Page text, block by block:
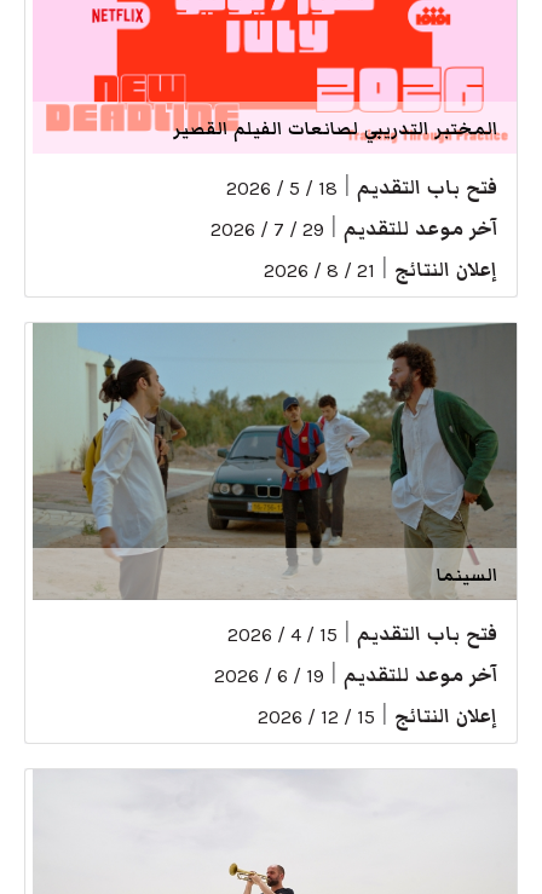
المختبر التدريبي لصانعات الفيلم القصير
فتح باب التقديم 18 / 5 / 2026
آخر موعد للتقديم 29 / 7 / 2026
إعلان النتائج 21 / 8 / 2026
السينما
فتح باب التقديم 15 / 4 / 2026
آخر موعد للتقديم 19 / 6 / 2026
إعلان النتائج 15 / 12 / 2026